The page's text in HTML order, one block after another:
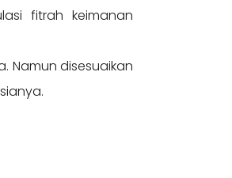
fitrah keimanan
Namun disesuaikan